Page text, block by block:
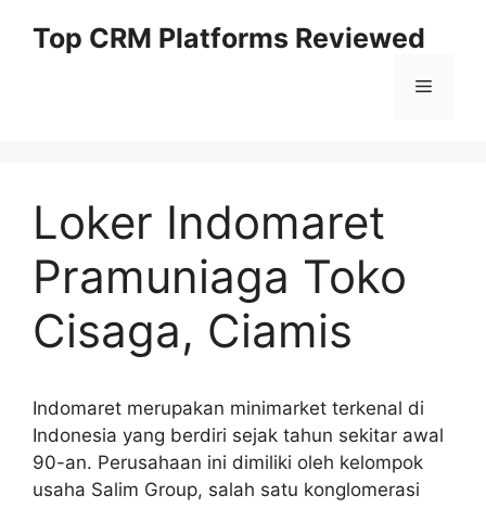
Top CRM Platforms Reviewed
Menu
Loker Indomaret
Pramuniaga Toko
Cisaga, Ciamis
Indomaret merupakan minimarket terkenal di
Indonesia yang berdiri sejak tahun sekitar awal
90-an. Perusahaan ini dimiliki oleh kelompok
usaha Salim Group, salah satu konglomerasi